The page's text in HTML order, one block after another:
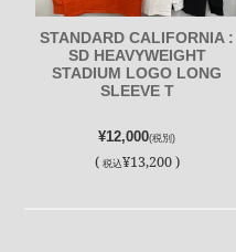
STANDARD CALIFORNIA :
SD HEAVYWEIGHT
STADIUM LOGO LONG
SLEEVE T
¥12,000(税別)
( 税込¥13,200 )